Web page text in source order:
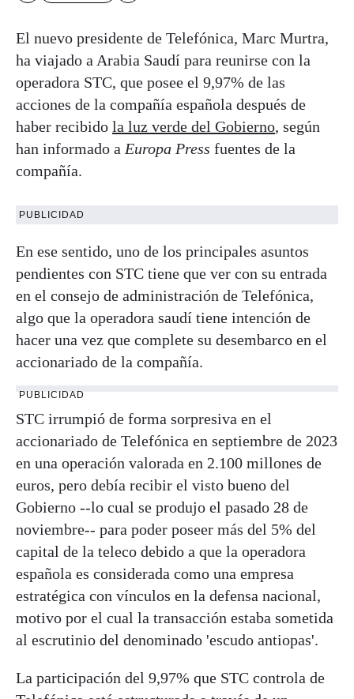
El nuevo presidente de Telefónica, Marc Murtra,
ha viajado a Arabia Saudí para reunirse con la
operadora STC, que posee el 9,97% de las
acciones de la compañía española después de
haber recibido la luz verde del Gobierno, según
han informado a Europa Press fuentes de la
compañía.
PUBLICIDAD
En ese sentido, uno de los principales asuntos
pendientes con STC tiene que ver con su entrada
en el consejo de administración de Telefónica,
algo que la operadora saudí tiene intención de
hacer una vez que complete su desembarco en el
accionariado de la compañía.
PUBLICIDAD
STC irrumpió de forma sorpresiva en el
accionariado de Telefónica en septiembre de 2023
en una operación valorada en 2.100 millones de
euros, pero debía recibir el visto bueno del
Gobierno --lo cual se produjo el pasado 28 de
noviembre-- para poder poseer más del 5% del
capital de la teleco debido a que la operadora
española es considerada como una empresa
estratégica con vínculos en la defensa nacional,
motivo por el cual la transacción estaba sometida
al escrutinio del denominado 'escudo antiopas'.
La participación del 9,97% que STC controla de